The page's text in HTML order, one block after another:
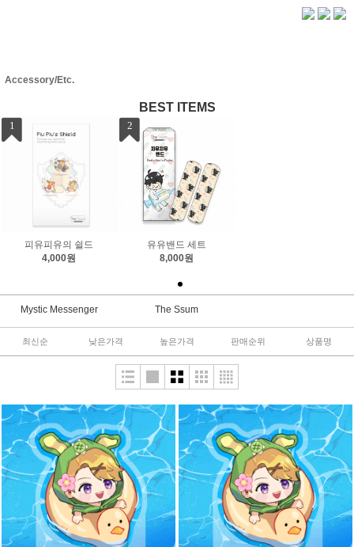
Accessory/Etc.
BEST ITEMS
1
피유피유의 쉴드
4,000원
2
유유밴드 세트
8,000원
Mystic Messenger The Ssum
최신순 낮은가격 높은가격 판매순위 상품명